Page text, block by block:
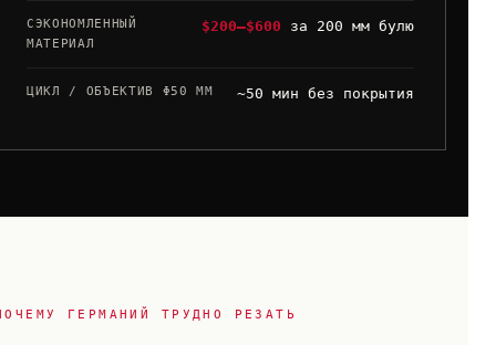
СЭКОНОМЛЕННЫЙ
МАТЕРИАЛ
$200–$600 за 200 мм булю
ЦИКЛ / ОБЪЕКТИВ Φ50 ММ ~50 мин без покрытия
ГЕРМАНИЙ ТРУДНО РЕЗАТЬ